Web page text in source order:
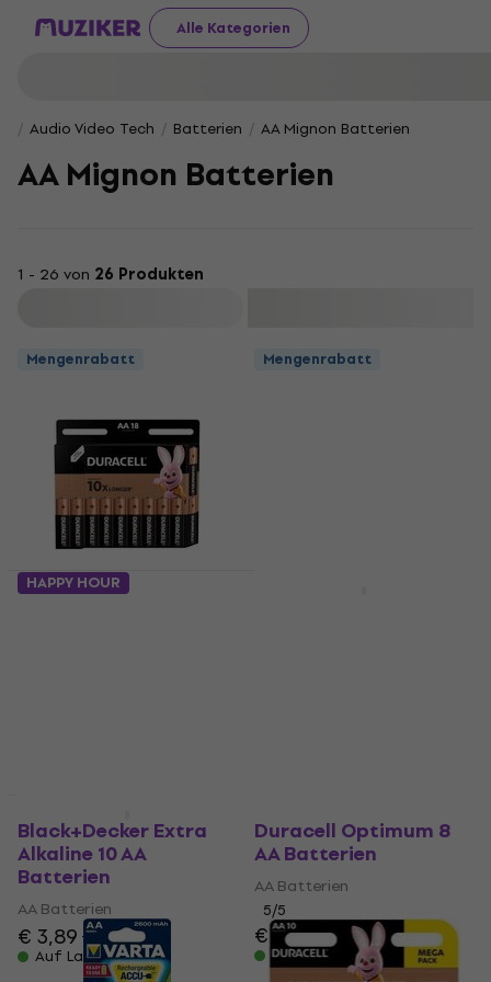
Alle Kategorien
Audio Video Tech Batterien AA Mignon Batterien
AA Mignon Batterien
1 - 26 von 26 Produkten
Mengenrabatt Mengenrabatt
HAPPY HOUR
Black+Decker Extra
Alkaline 10 AA
Batterien
AA Batterien
€ 3,89€ 3,95
Auf Lager
Duracell Optimum 8
AA Batterien
AA Batterien
5/5
€ 7,99
Auf Lager